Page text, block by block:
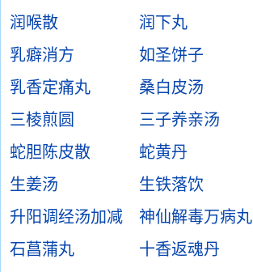
润喉散
润下丸
乳癖消方
如圣饼子
乳香定痛丸
桑白皮汤
三棱煎圆
三子养亲汤
蛇胆陈皮散
蛇黄丹
生姜汤
生铁落饮
升阳调经汤加减
神仙解毒万病丸
石菖蒲丸
十香返魂丹